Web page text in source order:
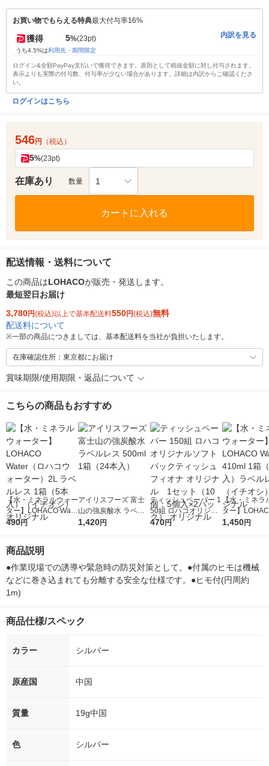
お買い物でもらえる特典最大付与率16%
獲得 5%(23pt)
うち4.5%は利用先・期間限定
内訳を見る
ログイン&全額PayPay支払いで獲得できます。原則として税抜金額に対し付与されます。
表示よりも実際の付与数、付与率が少ない場合があります。詳細は内訳からご確認くださ
い。
ログインはこちら
546円 （税込）
5%(23pt)
在庫あり 数量 1
カートに入れる
配送情報・送料について
この商品はLOHACOが販売・発送します。
最短翌日お届け
3,780円(税込)以上で基本配送料550円(税込)無料
配送料について
※一部の商品につきましては、基本配送料を当社が負担いたします。
在庫確認住所：東京都にお届け
賞味期限/使用期限・返品について
こちらの商品もおすすめ
【水・ミネラルウォー
ター】LOHACO Wate
r（ロハコウォータ
シ） オリジナル
490円
アイリスフーズ 富士
山の強炭酸水 ラベル
レス 500ml 1箱（24
1,420円
ティッシュペーパー 1
50組 ロハコオリジナ
ルソフトパックティッ
オリジナル
470円
【水・ミネラ
ター】
r 410ml 1箱（
1,450円
商品説明
●作業現場での誘導や緊急時の防災対策として。●付属のヒモは機械
などに巻き込まれても分離する安全な仕様です。●ヒモ付(円周約
1m)
商品仕様/スペック
カラー シルバー
原産国 中国
質量 19g中国
色 シルバー